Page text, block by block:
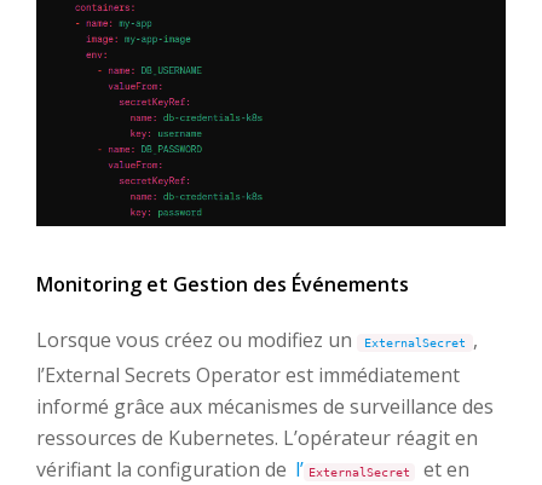
Monitoring et Gestion des Événements
Lorsque vous créez ou modifiez un ExternalSecret
,
l’External Secrets Operator est immédiatement
informé grâce aux mécanismes de surveillance des
ressources de Kubernetes. L’opérateur réagit en
vérifiant la configuration de l’ ExternalSecret
et en